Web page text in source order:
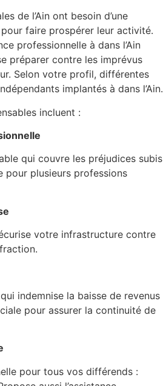
de l’Ain ont besoin d’une
faire prospérer leur activité.
professionnelle à dans l’Ain
préparer contre les imprévus
Selon votre profil, différentes
implantés à dans l’Ain.
incluent :
qui couvre les préjudices subis
pour plusieurs professions
votre infrastructure contre
indemnise la baisse de revenus
pour assurer la continuité de
pour tous vos différends :